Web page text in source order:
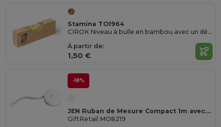
Stamina TO1964
CIROK Niveau à bulle en bambou avec un décapsuleur en métal intégré dans le corps
À partir de:
1,50 €
-18%
JEN Ruban de Mesure Compact 1m avec Bouton-Poussoir
GiftRetail MO8219